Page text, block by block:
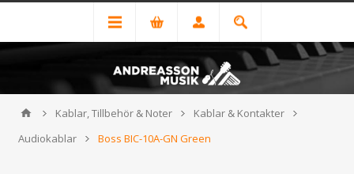
Kablar, Tillbehör & Noter
Kablar & Kontakter
Audiokablar
Boss BIC-10A-GN Green